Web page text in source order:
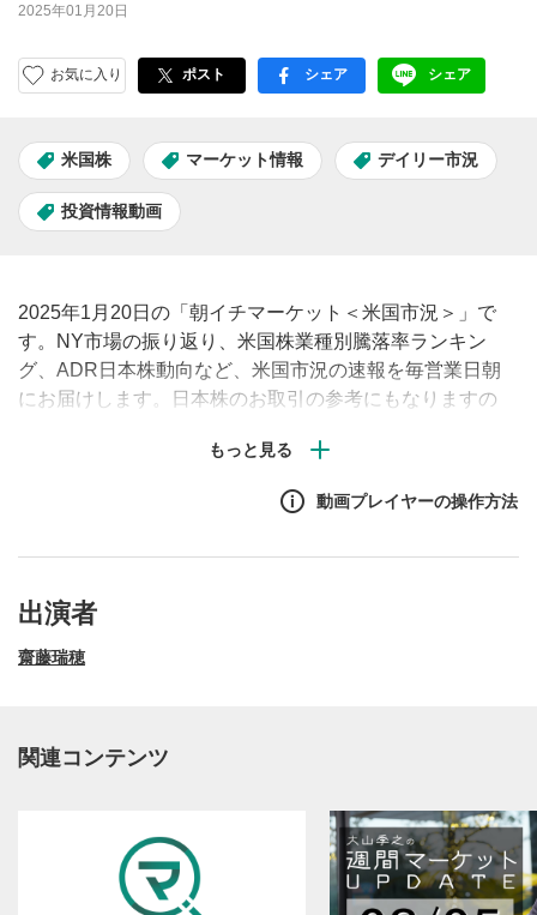
2025年01月20日
お気に入り ポスト facebook
シェア LINE
シェア
米国株 マーケット情報 デイリー市況
投資情報動画
2025年1月20日の「朝イチマーケット＜米国市況＞」で
す。NY市場の振り返り、米国株業種別騰落率ランキン
グ、ADR日本株動向など、米国市況の速報を毎営業日朝
にお届けします。日本株のお取引の参考にもなりますの
動画プレイヤーの操作方法
出演者
齋藤瑞穂
関連コンテンツ